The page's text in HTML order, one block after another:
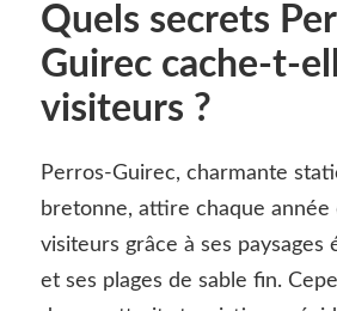
Quels secrets
Guirec cache-t-
visiteurs ?
Perros-Guirec, charmante
bretonne, attire chaque année
visiteurs grâce à ses paysages
et ses plages de sable fin.